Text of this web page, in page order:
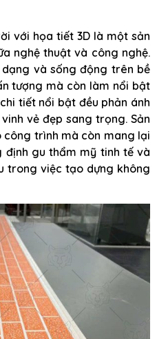
với họa tiết 3D là một sản
nghệ thuật và công nghệ.
và sống động trên bề
tượng mà còn làm nổi bật
tiết nổi bật đều phản ánh
vẻ đẹp sang trọng. Sản
công trình mà còn mang lại
gu thẩm mỹ tinh tế và
trong việc tạo dựng không